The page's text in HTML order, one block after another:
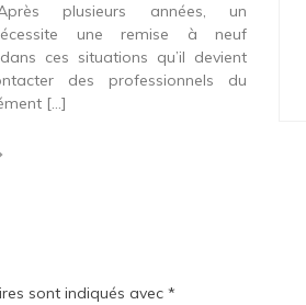
plusieurs années, un
une remise à neuf
ces situations qu’il devient
des professionnels du
[…]
sont indiqués avec *